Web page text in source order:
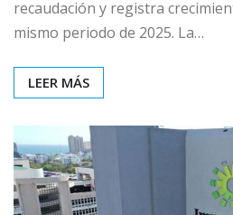
recaudación y registra
mismo periodo de 2025. La…
LEER MÁS